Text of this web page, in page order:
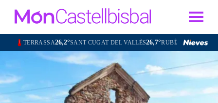
TERRASSA26,2°SANT CUGAT DEL VALLÈS26,7°RUBÍ26,6°OLESA DE